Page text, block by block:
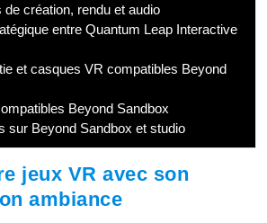
création, rendu et audio
entre Quantum Leap Interactive
et casques VR compatibles Beyond
Beyond Sandbox
sur Beyond Sandbox et studio
jeux VR avec son
ambiance